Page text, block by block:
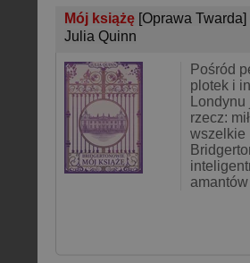
Mój książę [Oprawa Twarda]
Julia Quinn
Pośród
plotek i
rzecz:
wszelkie
amantów